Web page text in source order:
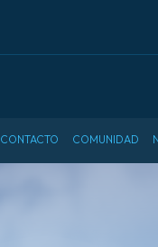
CONTACTO COMUNIDAD